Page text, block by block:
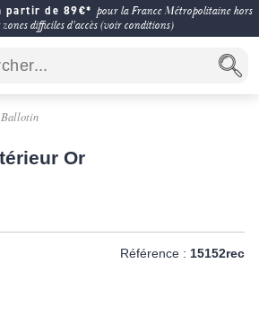
partir de 89€* pour la France Métropolitaine hors
zones difficiles d'accès (voir conditions)
Ballotin
Or
Référence : 15152rec